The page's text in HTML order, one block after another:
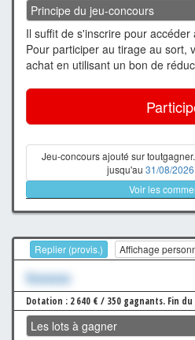
Principe du jeu-concours
Il suffit de s'inscrire pour
Pour participer au tirage au sort,
achat en utilisant un bon de
Jeu-concours ajouté sur
jusqu'au 31/08/2026
Voir les
Replier (provis.) Affichage
Xxxxxxx
Dotation : 2 640 € / 350 gagnants. Fin
Les lots à gagner